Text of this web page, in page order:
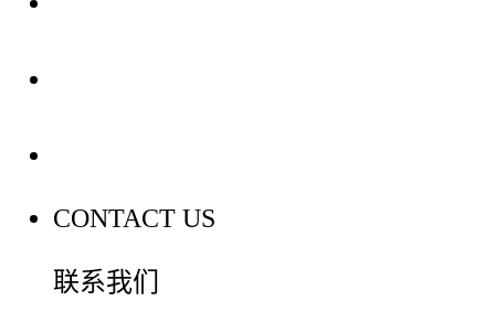
CONTACT US
联系我们